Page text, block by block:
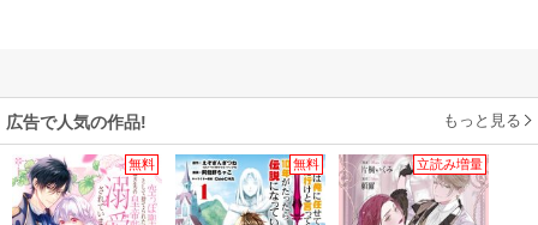
広告で人気の作品! もっと見る
無料 無料 立読み増量